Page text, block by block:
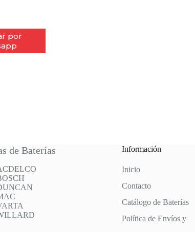
por
de Baterías Información
Inicio
Contacto
Catálogo de Baterías
Política de Envíos y